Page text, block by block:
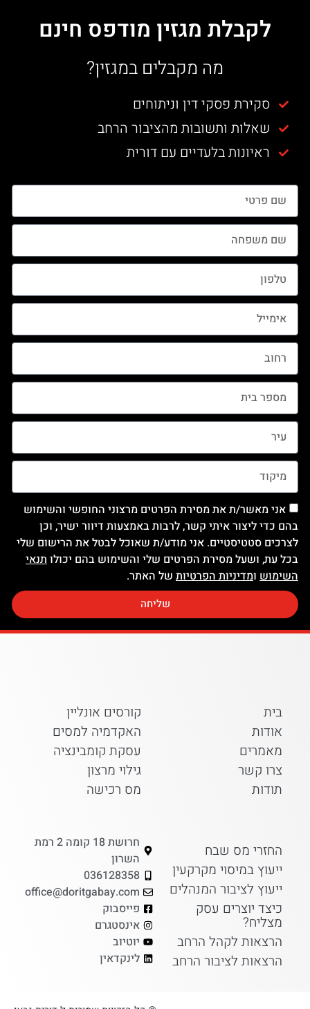
לקבלת מגזין מודפס חינם
מה מקבלים במגזין?
סקירת פסקי דין וניתוחים
שאלות ותשובות מהציבור הרחב
ראיונות בלעדיים עם דורית
אני מאשר/ת את מסירת הפרטים מרצוני החופשי והשימוש
בהם כדי ליצור איתי קשר, לרבות באמצעות דיוור ישיר, וכן
לצרכים סטטיסטיים. אני מודע/ת שאוכל לבטל את הרישום שלי
בכל עת, ושעל מסירת הפרטים שלי והשימוש בהם יכולו תנאי
השימוש ומדיניות הפרטיות של האתר.
שליחה
בית
אודות
מאמרים
צרו קשר
תודות
קורסים אונליין
האקדמיה למסים
עסקת קומבינציה
גילוי מרצון
מס רכישה
החזרי מס שבח
ייעוץ במיסוי מקרקעין
ייעוץ לציבור המנהלים
כיצד יוצרים עסק
מצליח?
הרצאות לקהל הרחב
הרצאות לציבור הרחב
חרושת 18 קומה 2 רמת
השרון
036128358
office@doritgabay.com
פייסבוק
אינסטגרם
יוטיוב
לינקדאין